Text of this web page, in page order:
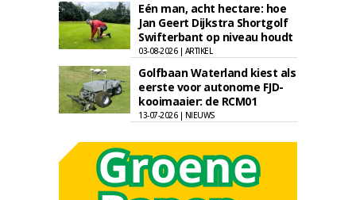
Eén man, acht hectare: hoe
Jan Geert Dijkstra Shortgolf
Swifterbant op niveau houdt
03-08-2026 | ARTIKEL
Golfbaan Waterland kiest als
eerste voor autonome FJD-
kooimaaier: de RCM01
13-07-2026 | NIEUWS